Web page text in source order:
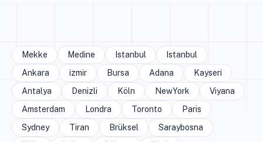
Mekke Medine Istanbul
Istanbul
Ankara
izmir Bursa Adana
Kayseri
Antalya
Denizli Köln NewYork
Viyana
Amsterdam
Londra Toronto
Paris
Sydney
Tiran Brüksel
Saraybosna